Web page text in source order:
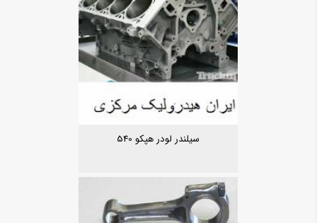
سیلندر لودر هپکو 540